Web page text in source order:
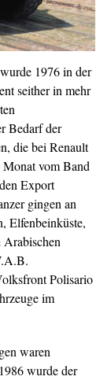
1976 in der
seither in mehr
Bedarf der
die bei Renault
vom Band
Export
gingen an
Elfenbeinküste,
Arabischen
Polisario
im
waren
wurde der